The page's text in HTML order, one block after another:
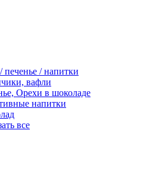
печенье / напитки
вафли
Орехи в шоколаде
напитки
все